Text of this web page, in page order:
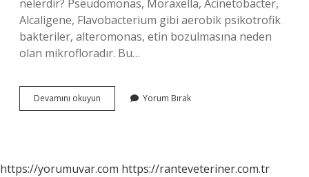
nelerdir? Pseudomonas, Moraxella, Acinetobacter,
Alcaligene, Flavobacterium gibi aerobik psikotrofik
bakteriler, alteromonas, etin bozulmasına neden
olan mikrofloradır. Bu…
Devamını okuyun Çürümeye
Neden
Yorum Bırak
https://yorumuvar.com https://ranteveteriner.com.tr